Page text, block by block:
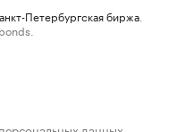
Петербургская биржа